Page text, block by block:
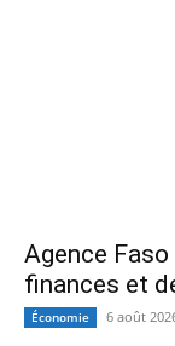
Agence
finances et
Économie 6 août